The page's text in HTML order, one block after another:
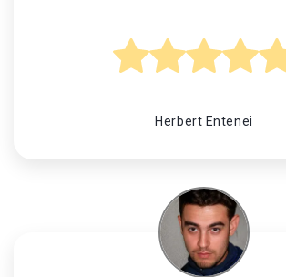
Herbert Entenei